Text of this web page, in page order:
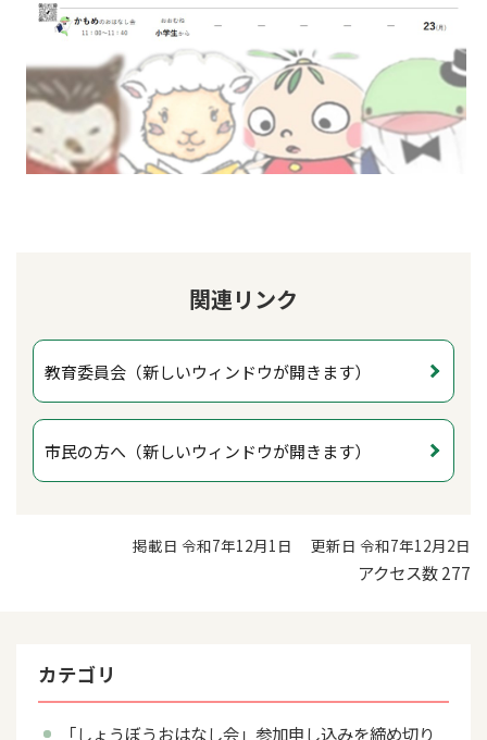
関連リンク
教育委員会（新しいウィンドウが開きます）
市民の方へ（新しいウィンドウが開きます）
掲載日 令和7年12月1日 更新日 令和7年12月2日
アクセス数277
カテゴリ
「しょうぼうおはなし会」参加申し込みを締め切り